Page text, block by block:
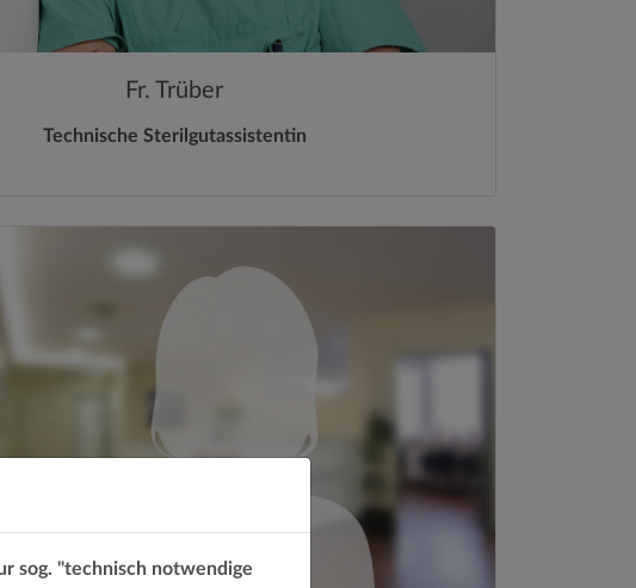
Fr. Trüber
Technische Sterilgutassistentin
sog. "technisch notwendige